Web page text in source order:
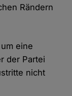
Rändern
eine
der Partei
nicht